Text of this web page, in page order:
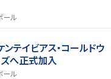
ール
テイビアス・コールドウ
ズへ正式加入
ール